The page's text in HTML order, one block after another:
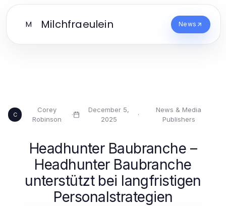
M Milchfraeulein News
C
Corey
Robinson
·
December 5,
2025
·
News & Media
Publishers
Headhunter Baubranche –
Headhunter Baubranche
unterstützt bei langfristigen
Personalstrategien